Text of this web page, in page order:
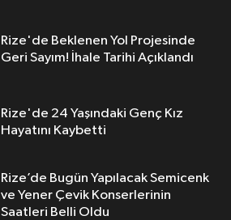
Rize'de Beklenen Yol Projesinde
Geri Sayım! İhale Tarihi Açıklandı
Rize'de 24 Yaşındaki Genç Kız
Hayatını Kaybetti
Rize’de Bugün Yapılacak Semicenk
ve Yener Çevik Konserlerinin
Saatleri Belli Oldu